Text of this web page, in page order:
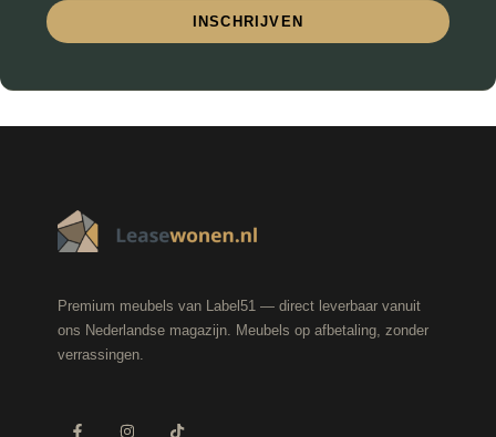
INSCHRIJVEN
Premium meubels van Label51 — direct leverbaar vanuit
ons Nederlandse magazijn. Meubels op afbetaling, zonder
verrassingen.